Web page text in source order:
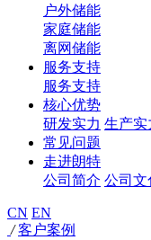
户外储能
家庭储能
离网储能
服务支持
服务支持
核心优势
研发实力 生产实
常见问题
走进朗特
公司简介 公司文
CN EN
/ 客户案例